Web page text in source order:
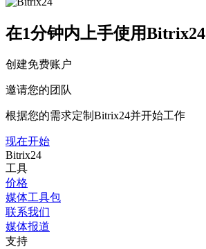
在1分钟内上手使用Bitrix24
创建免费账户
邀请您的团队
根据您的需求定制Bitrix24并开始工作
现在开始
Bitrix24
工具
价格
媒体工具包
联系我们
媒体报道
支持